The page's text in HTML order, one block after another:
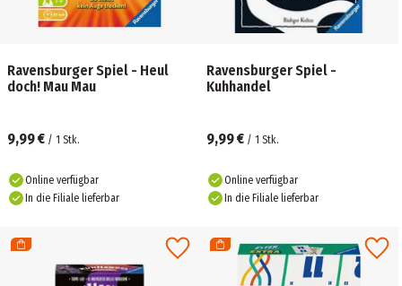
Ravensburger Spiel - Heul
doch! Mau Mau
9,99 € / 1 Stk.
Online verfügbar
In die Filiale lieferbar
Ravensburger Spiel -
Kuhhandel
9,99 € / 1 Stk.
Online verfügbar
In die Filiale lieferbar